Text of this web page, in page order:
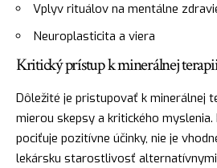
Vplyv rituálov na mentálne
Neuroplasticita a viera
Kritický prístup k minerálnej
Dôležité je pristupovať k minerálnej
mierou skepsy a kritického
pociťuje pozitívne účinky, nie je
lekársku starostlivosť